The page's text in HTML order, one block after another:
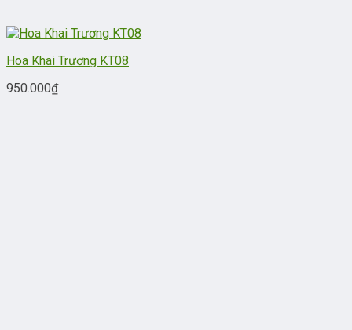
Hoa Khai Trương KT08
950.000₫